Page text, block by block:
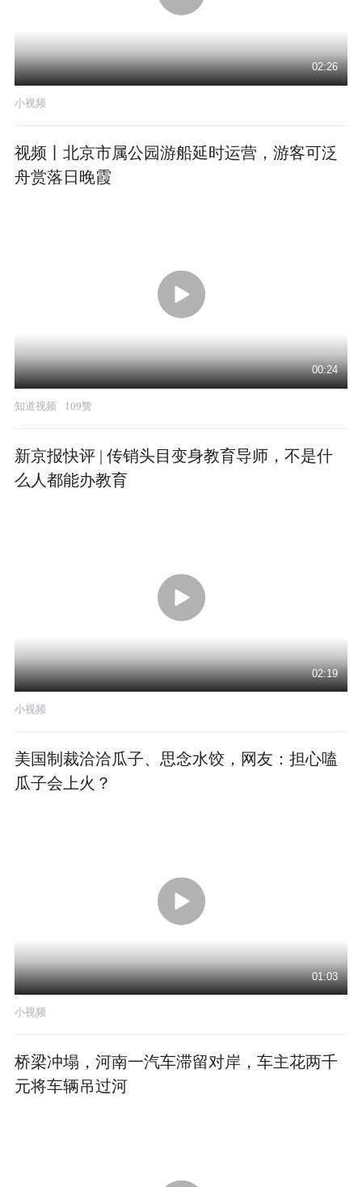
02:26
小视频
视频丨北京市属公园游船延时运营，游客可泛
舟赏落日晚霞
00:24
知道视频 109赞
新京报快评 | 传销头目变身教育导师，不是什
么人都能办教育
02:19
小视频
美国制裁洽洽瓜子、思念水饺，网友：担心嗑
瓜子会上火？
01:03
小视频
桥梁冲塌，河南一汽车滞留对岸，车主花两千
元将车辆吊过河